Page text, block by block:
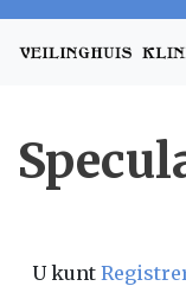
U kunt